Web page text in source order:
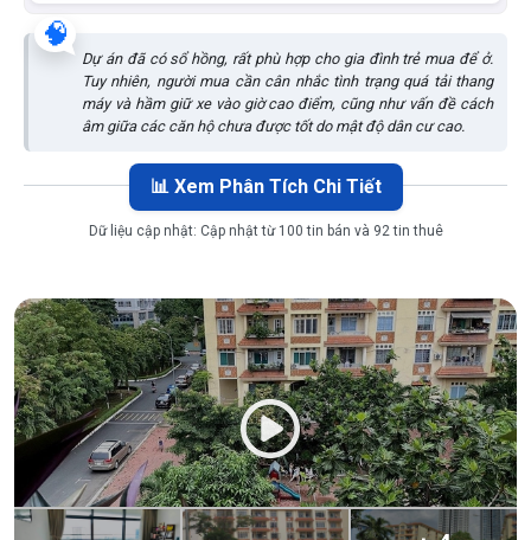
🧠
Dự án đã có sổ hồng, rất phù hợp cho gia đình trẻ mua để ở.
Tuy nhiên, người mua cần cân nhắc tình trạng quá tải thang
máy và hầm giữ xe vào giờ cao điểm, cũng như vấn đề cách
âm giữa các căn hộ chưa được tốt do mật độ dân cư cao.
📊 Xem Phân Tích Chi Tiết
Dữ liệu cập nhật: Cập nhật từ 100 tin bán và 92 tin thuê